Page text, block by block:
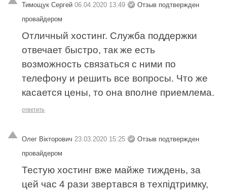
Тимощук Сергей 06.04.2020 13:49
Отзыв подтвержден
провайдером
Отличный хостинг. Служба поддержки
отвечает быстро, так же есть
возможность связаться с ними по
телефону и решить все вопросы. Что же
касается цены, то она вполне приемлема.
ответить
Олег Вікторович 23.03.2020 15:25
Отзыв подтвержден
провайдером
Тестую хостинг вже майже тиждень, за
цей час 4 рази звертався в техпідтримку,